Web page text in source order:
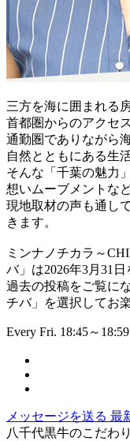
三方を海に囲まれる
首都圏からのアクセ
通勤圏でありながら
自然とともにある生
そんな「千葉の魅力
想いムーブメントな
現地取材の声も通し
きます。
ミンナノチカラ～
バ」は2026年3月31
過去の投稿をご覧に
チバ」を選択してお
Every Fri. 18:45～18:59
メッセージを送る 最
八千代黒牛のこだわ